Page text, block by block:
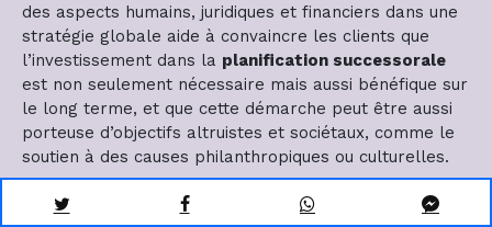
des aspects humains, juridiques et financiers dans une
stratégie globale aide à convaincre les clients que
l’investissement dans la planification successorale
est non seulement nécessaire mais aussi bénéfique sur
le long terme, et que cette démarche peut être aussi
porteuse d’objectifs altruistes et sociétaux, comme le
soutien à des causes philanthropiques ou culturelles.
Évolution de la planification